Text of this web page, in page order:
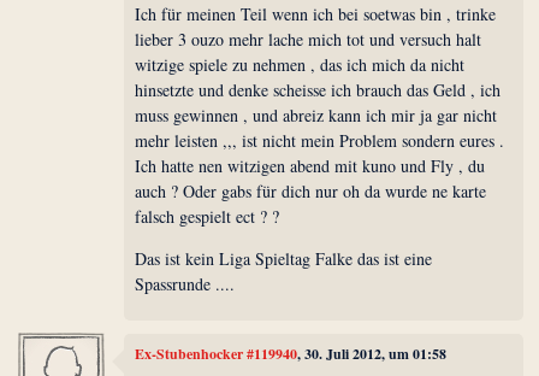
Ich für meinen Teil wenn ich bei soetwas bin , trinke
lieber 3 ouzo mehr lache mich tot und versuch halt
witzige spiele zu nehmen , das ich mich da nicht
hinsetzte und denke scheisse ich brauch das Geld , ich
muss gewinnen , und abreiz kann ich mir ja gar nicht
mehr leisten ,,, ist nicht mein Problem sondern eures .
Ich hatte nen witzigen abend mit kuno und Fly , du
auch ? Oder gabs für dich nur oh da wurde ne karte
falsch gespielt ect ? ?
Das ist kein Liga Spieltag Falke das ist eine
Spassrunde ....
Ex-Stubenhocker #119940, 30. Juli 2012, um 01:58